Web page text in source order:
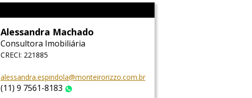
Alessandra Machado
Consultora Imobiliária
CRECI: 221885
alessandra.espindola@monteirorizzo.com.br
(11) 9 7561-8183